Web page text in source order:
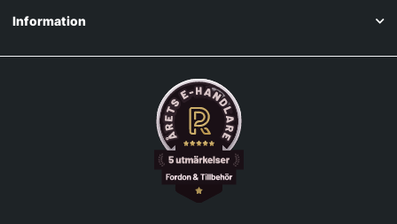
Information